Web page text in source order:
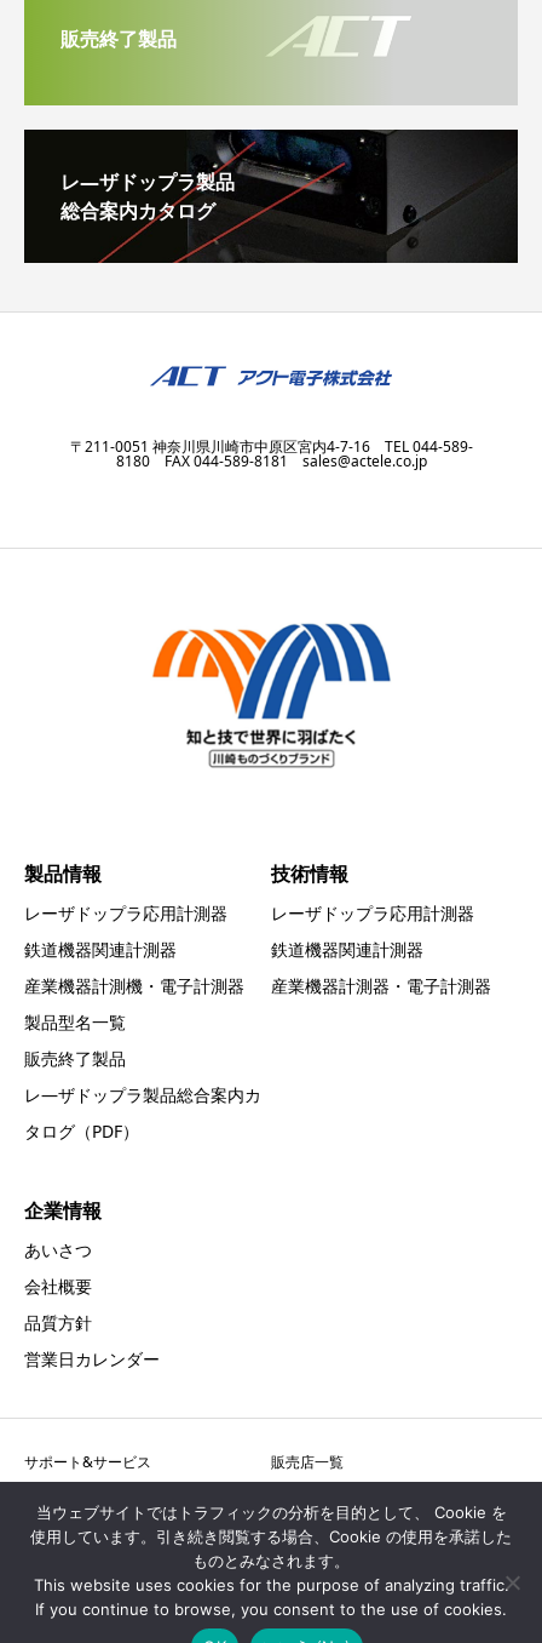
販売終了製品
レ―ザドップラ製品
総合案内カタログ
〒211-0051 神奈川県川崎市中原区宮内4-7-16 TEL 044-589-
8180 FAX 044-589-8181 sales@actele.co.jp
製品情報
レーザドップラ応用計測器
鉄道機器関連計測器
産業機器計測機・電子計測器
製品型名一覧
販売終了製品
レ―ザドップラ製品総合案内カ
タログ（PDF）
技術情報
レーザドップラ応用計測器
鉄道機器関連計測器
産業機器計測器・電子計測器
企業情報
あいさつ
会社概要
品質方針
営業日カレンダー
サポート&サービス
販売店一覧
採用情報
お問合せ
アクセス
プライバシーポリシー
サイトマップ
当ウェブサイトではトラフィックの分析を目的として、 Cookie を
使用しています。引き続き閲覧する場合、Cookie の使用を承諾した
ものとみなされます。
This website uses cookies for the purpose of analyzing traffic.
If you continue to browse, you consent to the use of cookies.